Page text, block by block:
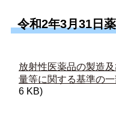
令和2年3月31日
放射性医薬品の製造
量等に関する基準の
6 KB)